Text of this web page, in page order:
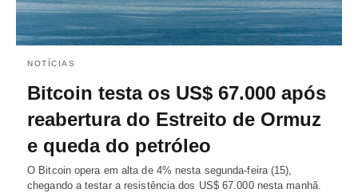
NOTÍCIAS
Bitcoin testa os US$ 67.000 após
reabertura do Estreito de Ormuz
e queda do petróleo
O Bitcoin opera em alta de 4% nesta segunda-feira (15),
chegando a testar a resistência dos US$ 67.000 nesta manhã.